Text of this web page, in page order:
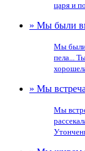
царя и
» Мы были
Мы были
пела...
» Мы
Мы